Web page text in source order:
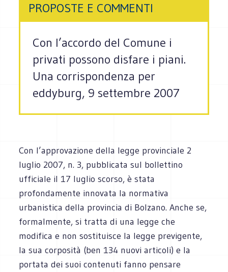
PROPOSTE E COMMENTI
Con l’accordo del Comune i
privati possono disfare i piani.
Una corrispondenza per
eddyburg, 9 settembre 2007
Con l’approvazione della legge provinciale 2
luglio 2007, n. 3, pubblicata sul bollettino
ufficiale il 17 luglio scorso, è stata
profondamente innovata la normativa
urbanistica della provincia di Bolzano. Anche se,
formalmente, si tratta di una legge che
modifica e non sostituisce la legge previgente,
la sua corposità (ben 134 nuovi articoli) e la
portata dei suoi contenuti fanno pensare